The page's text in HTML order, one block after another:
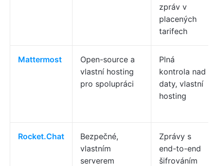
zpráv v
placených
tarifech
Mattermost
Open-source a
vlastní hosting
pro spolupráci
Plná
kontrola nad
daty, vlastní
hosting
Rocket.Chat
Bezpečné,
vlastním
serverem
Zprávy s
end-to-end
šifrováním